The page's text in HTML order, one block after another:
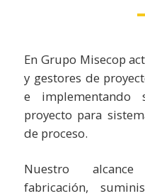
En Grupo Misecop
y gestores de
e implementando
proyecto para
de proceso.
Nuestro
fabricación,